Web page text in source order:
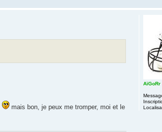
mais bon, je peux me tromper, moi et le
AïGoRr